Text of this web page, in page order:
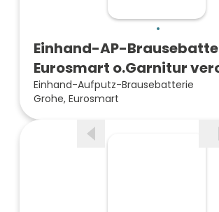
Einhand-AP-
Eurosmart o.Garnitur
Einhand-Aufputz-Brausebatterie
Grohe, Eurosmart